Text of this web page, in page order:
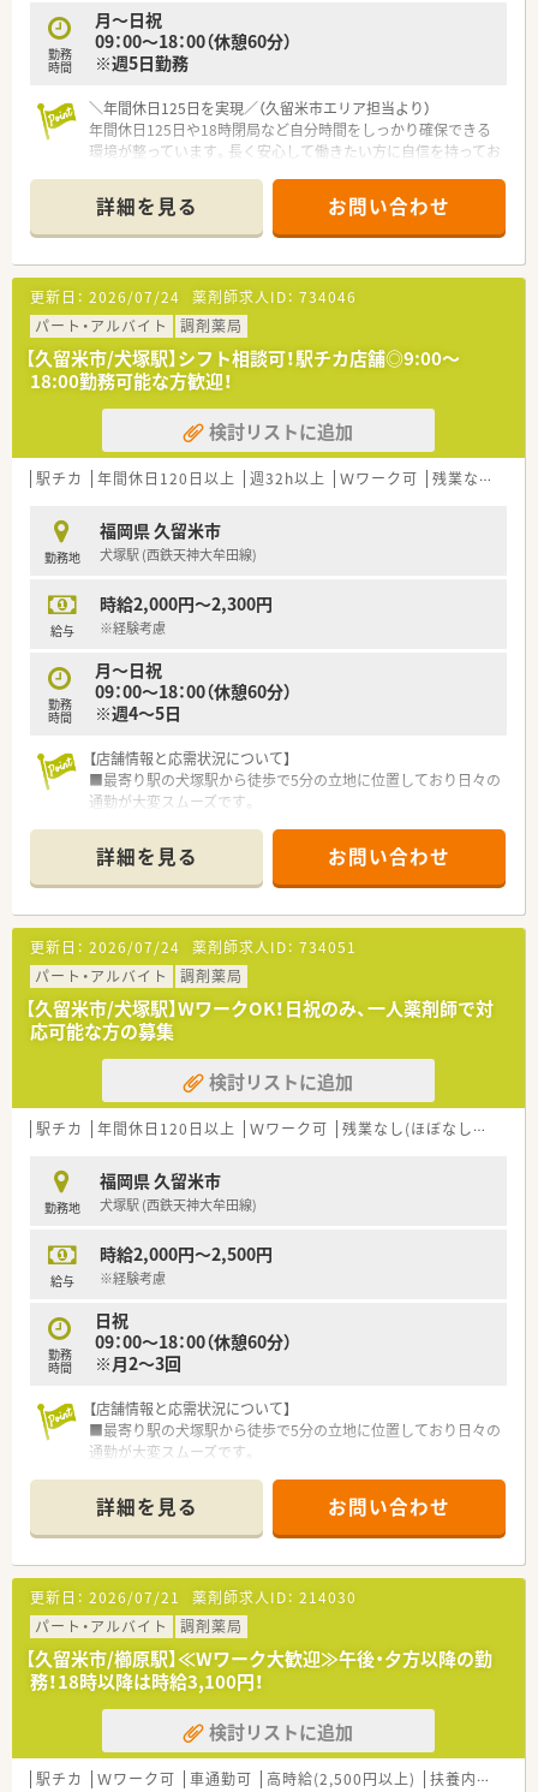
勤務
時間
月～日祝
09：00～18：00（休憩60分）
※週5日勤務
＼年間休日125日を実現／（久留米市エリア担当より）
年間休日125日や18時閉局など自分時間をしっかり確保できる
環境が整っています。長く安心して働きたい方に自信を持ってお
＊------------------------------------------＊
【店舗情報と応需状況について】
■最寄り駅の犬塚駅から徒歩で5分の立地に位置しており日々の
通勤が大変スムーズです。
■主な応需科目は内科となっており1日あたり80枚から100枚の
処方箋を受け付けています。
■勤務者数は薬剤師5名（常時4名勤務）と事務員3名および助手1
名の体制となります。
【募集背景と求める人物像について】
■今回は欠員補充に伴う採用活動となっており早めのご入社が
可能な方を急募しています。
■日祝日の1人勤務に対応できる調剤実務経験をお持ちの方を歓
■50代までの幅広い年齢層が対象で地域医療に情熱を持って貢
献したい方を求めています。
■福岡県や熊本県を中心に薬局を複数展開しており地域密着型
の経営を長年行っています。
定しており安心して働けます。
■従業員の幸せと地域社会への貢献を理念に掲げ親しみやすい
薬局づくりを進めています。
【求人情報について】
■正社員の勤務薬剤師を対象とした募集で経験やスキルを十分
に考慮して給与を決定します。
目指すことも可能です。
■年間休日は125日と非常に多く仕事と私生活を高い次元で両
立させることができます。
詳細を見る お問い合わせ
更新日： 2026/07/24 薬剤師求人ID： 734046
パート・アルバイト
調剤薬局
【久留米市/犬塚駅】シフト相談可！駅チカ店舗◎9:00～
18:00勤務可能な方歓迎！
検討リストに追加
駅チカ 年間休日120日以上 週32h以上 Ｗワーク可 残業なし(ほぼなし含む)
勤務地
福岡県 久留米市
犬塚駅 (西鉄天神大牟田線)
給与
時給2,000円～2,300円
※経験考慮
勤務
時間
月～日祝
09：00～18：00（休憩60分）
※週4～5日
【店舗情報と応需状況について】
■最寄り駅の犬塚駅から徒歩で5分の立地に位置しており日々の
通勤が大変スムーズです。
処方箋を受け付けています。
■勤務者数は薬剤師5名（常時4名勤務）と事務員3名および助手1
名の体制となります。
【募集背景と求める人物像について】
■今回は欠員補充に伴う採用活動となっており早めのご入社が
可能な方を急募しています。
■日祝日の1人勤務に対応できる調剤実務経験をお持ちの方を歓
迎して募集を行っています。
■50代までの幅広い年齢層が対象で地域医療に情熱を持って貢
献したい方を求めています。
【法人特徴について】
■福岡県や熊本県を中心に薬局を複数展開しており地域密着型
■親会社が東京の医療機器関連企業であるため基盤が非常に安
定しており安心して働けます。
■従業員の幸せと地域社会への貢献を理念に掲げ親しみやすい
詳細を見る お問い合わせ
更新日： 2026/07/24 薬剤師求人ID： 734051
パート・アルバイト
調剤薬局
【久留米市/犬塚駅】WワークOK！日祝のみ、一人薬剤師で対
応可能な方の募集
検討リストに追加
駅チカ 年間休日120日以上 Ｗワーク可 残業なし(ほぼなし含む)
勤務地
福岡県 久留米市
犬塚駅 (西鉄天神大牟田線)
給与
時給2,000円～2,500円
※経験考慮
勤務
時間
日祝
09：00～18：00（休憩60分）
※月2～3回
【店舗情報と応需状況について】
■最寄り駅の犬塚駅から徒歩で5分の立地に位置しており日々の
通勤が大変スムーズです。
処方箋を受け付けています。
■勤務者数は薬剤師5名（常時4名勤務）と事務員3名および助手1
名の体制となります。
【募集背景と求める人物像について】
■今回は欠員補充に伴う採用活動となっており早めのご入社が
可能な方を急募しています。
■日祝日の1人勤務に対応できる調剤実務経験をお持ちの方を歓
迎して募集を行っています。
■50代までの幅広い年齢層が対象で地域医療に情熱を持って貢
献したい方を求めています。
【法人特徴について】
■福岡県や熊本県を中心に薬局を複数展開しており地域密着型
詳細を見る お問い合わせ
更新日： 2026/07/21 薬剤師求人ID： 214030
パート・アルバイト
調剤薬局
【久留米市/櫛原駅】≪Wワーク大歓迎≫午後・夕方以降の勤
務！18時以降は時給3,100円！
検討リストに追加
駅チカ Ｗワーク可 車通勤可 高時給(2,500円以上) 扶養内勤務OK